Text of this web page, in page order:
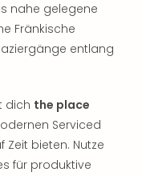
nahe gelegene
Fränkische
entlang
dich the place
Serviced
bieten. Nutze
für produktive